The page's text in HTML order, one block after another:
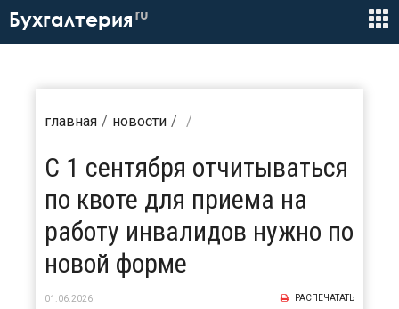
Бухгалтерия ru
главная новости
С 1 сентября отчитываться
по квоте для приема на
работу инвалидов нужно по
новой форме
01.06.2026 РАСПЕЧАТАТЬ